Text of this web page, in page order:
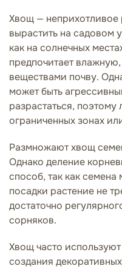
Хвощ — неприхотливое
вырастить на садовом
как на солнечных
предпочитает
веществами почву.
может быть
разрастаться,
ограниченных зонах
Размножают хвощ
Однако деление
способ, так как семена
посадки растение не
достаточно
сорняков.
Хвощ часто
создания